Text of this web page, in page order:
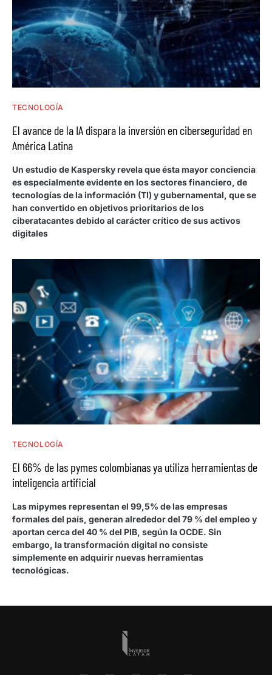
TECNOLOGÍA
El avance de la IA dispara la inversión en ciberseguridad en
América Latina
Un estudio de Kaspersky revela que ésta mayor conciencia
es especialmente evidente en los sectores financiero, de
tecnologías de la información (TI) y gubernamental, que se
han convertido en objetivos prioritarios de los
ciberatacantes debido al carácter crítico de sus activos
digitales
TECNOLOGÍA
El 66% de las pymes colombianas ya utiliza herramientas de
inteligencia artificial
Las mipymes representan el 99,5% de las empresas
formales del país, generan alrededor del 79 % del empleo y
aportan cerca del 40 % del PIB, según la OCDE. Sin
embargo, la transformación digital no consiste
simplemente en adquirir nuevas herramientas
tecnológicas.